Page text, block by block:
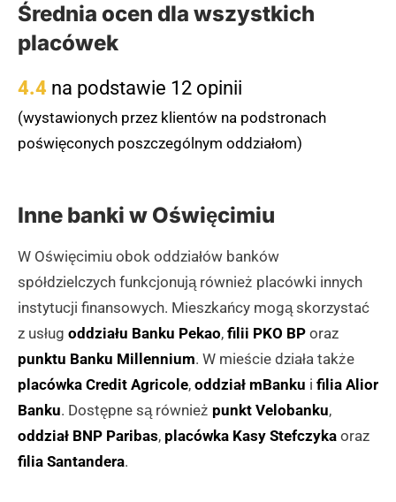
Średnia ocen dla wszystkich
placówek
4.4 na podstawie 12 opinii
(wystawionych przez klientów na podstronach
poświęconych poszczególnym oddziałom)
Inne banki w Oświęcimiu
W Oświęcimiu obok oddziałów banków
spółdzielczych funkcjonują również placówki innych
instytucji finansowych. Mieszkańcy mogą skorzystać
z usług oddziału Banku Pekao, filii PKO BP oraz
punktu Banku Millennium. W mieście działa także
placówka Credit Agricole, oddział mBanku i filia Alior
Banku. Dostępne są również punkt Velobanku,
oddział BNP Paribas, placówka Kasy Stefczyka oraz
filia Santandera.